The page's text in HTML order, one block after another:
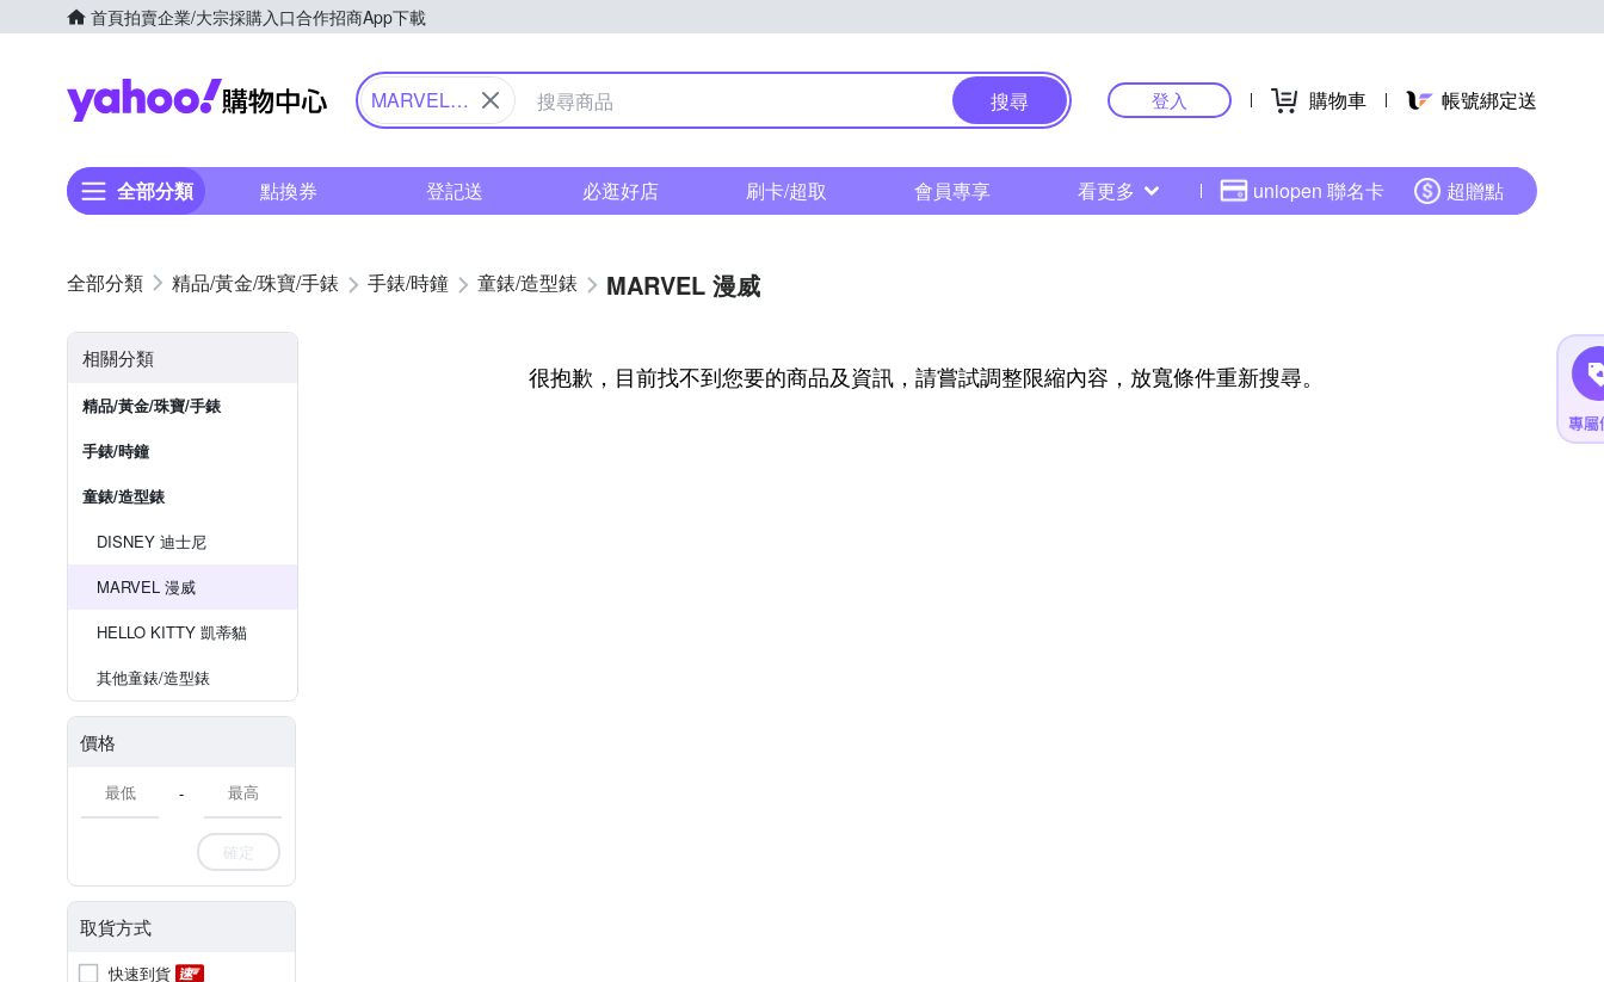
首頁拍賣企業/大宗採購入口合作招商App下載
Yahoo購物中心
MARVEL
搜尋 登入 購物車 帳號綁定送
全部分類 點換券 登記送 必逛好店 刷卡/超取 會員專享 看更多 uniopen 聯名卡 超贈點
精品/黃金/珠寶/手錶 手錶/時鐘 童錶/造型錶 MARVEL 漫威
相關分類
精品/黃金/珠寶/手錶
手錶/時鐘
童錶/造型錶
DISNEY 迪士尼
MARVEL 漫威
HELLO KITTY 凱蒂貓
其他童錶/造型錶
價格
-
確定
取貨方式
快速到貨
很抱歉，目前找不到您要的商品及資訊，請嘗試調整限縮內容，放寬條件重新搜尋。